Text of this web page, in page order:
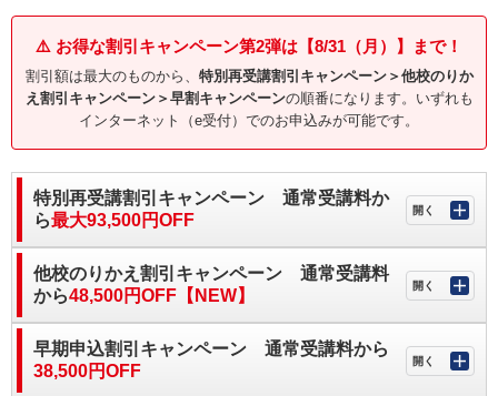
⚠️ お得な割引キャンペーン第2弾は【8/31（月）】まで！
割引額は最大のものから、 特別再受講割引キャンペーン＞他校のりか
え割引キャンペーン＞早割キャンペーンの順番になります。いずれも
インターネット（e受付）でのお申込みが可能です。
特別再受講割引キャンペーン 通常受講料か
ら最大93,500円OFF
他校のりかえ割引キャンペーン 通常受講料
から48,500円OFF【NEW】
早期申込割引キャンペーン 通常受講料から
38,500円OFF